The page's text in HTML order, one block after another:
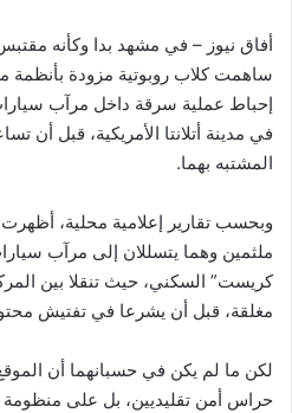
أفاق نيوز – في مشهد بدا وكأنه
ساهمت كلاب روبوتية مزودة بأنظمة
إحباط عملية سرقة داخل مرآب
في مدينة أتلانتا الأمريكية، قبل
المشتبه بهما.
وبحسب تقارير إعلامية محلية، أظهرت
ملثمين وهما يتسللان إلى مرآب
كريست” السكني، حيث تنقلا بين
مغلقة، قبل أن يشرعا في تفتيش
لكن ما لم يكن في حسبانهما أن
حراس أمن تقليديين، بل على منظومة